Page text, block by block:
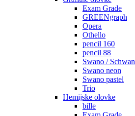
Exam Grade
GREENgraph
Opera
Othello
pencil 160
pencil 88
Swano / Schwan
Swano neon
Swano pastel
Trio
Hemijske olovke
bille